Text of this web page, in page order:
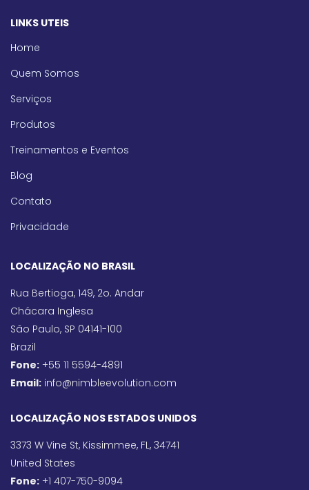
LINKS UTEIS
Home
Quem Somos
Serviços
Produtos
Treinamentos e Eventos
Blog
Contato
Privacidade
LOCALIZAÇÃO NO BRASIL
Rua Bertioga, 149, 2o. Andar
Chácara Inglesa
São Paulo, SP 04141-100
Brazil
Fone: +55 11 5594-4891
Email: info@nimbleevolution.com
LOCALIZAÇÃO NOS ESTADOS UNIDOS
3373 W Vine St, Kissimmee, FL, 34741
United States
Fone: +1 407-750-9094